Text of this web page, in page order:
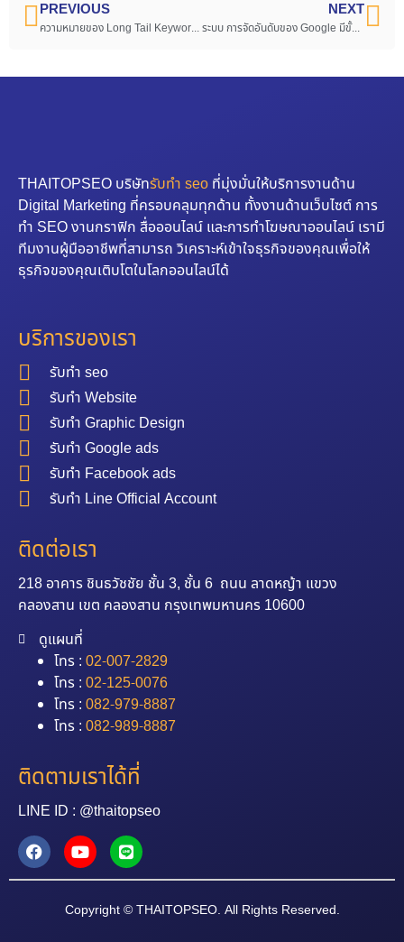
PREVIOUS
ความหมายของ Long Tail Keyword และมีความสำคัญอย่างไร ในการทำบทความ SEO
NEXT
ระบบ การจัดอันดับของ Google มีขั้นตอนอย่างไร
THAITOPSEO บริษัทรับทำ seo ที่มุ่งมั่นให้บริการงานด้าน
Digital Marketing ที่ครอบคลุมทุกด้าน ทั้งงานด้านเว็บไซต์ การ
ทำ SEO งานกราฟิก สื่อออนไลน์ และการทำโฆษณาออนไลน์ เรามี
ทีมงานผู้มืออาชีพที่สามารถ วิเคราะห์เข้าใจธุรกิจของคุณเพื่อให้
ธุรกิจของคุณเติบโตในโลกออนไลน์ได้
บริการของเรา
รับทำ seo
รับทำ Website
รับทำ Graphic Design
รับทำ Google ads
รับทำ Facebook ads
รับทำ Line Official Account
ติดต่อเรา
218 อาคาร ชินธวัชชัย ชั้น 3, ชั้น 6 ถนน ลาดหญ้า แขวง
คลองสาน เขต คลองสาน กรุงเทพมหานคร 10600
ดูแผนที่
โทร : 02-007-2829
โทร : 02-125-0076
โทร : 082-979-8887
โทร : 082-989-8887
ติดตามเราได้ที่
LINE ID : @thaitopseo
Copyright © THAITOPSEO. All Rights Reserved.